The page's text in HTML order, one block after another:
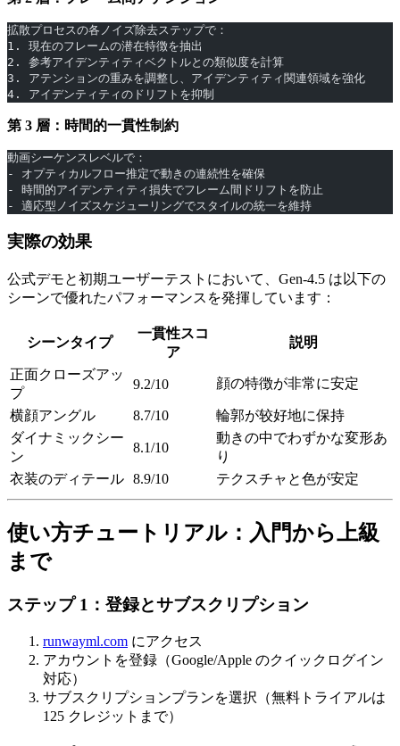
拡散プロセスの各ノイズ除去ステップで：
1. 現在のフレームの潜在特徴を抽出
2. 参考アイデンティティベクトルとの類似度を計算
3. アテンションの重みを調整し、アイデンティティ関連領域を強化
4. アイデンティティのドリフトを抑制
第 3 層：時間的一貫性制約
動画シーケンスレベルで：
- オプティカルフロー推定で動きの連続性を確保
- 時間的アイデンティティ損失でフレーム間ドリフトを防止
- 適応型ノイズスケジューリングでスタイルの統一を維持
実際の効果
公式デモと初期ユーザーテストにおいて、Gen-4.5 は以下の
シーンで優れたパフォーマンスを発揮しています：
シーンタイプ
一貫性スコ
ア
説明
正面クローズアッ
プ
9.2/10 顔の特徴が非常に安定
横顔アングル 8.7/10
輪郭が较好地に保持
ダイナミックシー
ン
8.1/10
動きの中でわずかな変形あ
り
衣装のディテール 8.9/10 テクスチャと色が安定
使い方チュートリアル：入門から上級
まで
ステップ 1：登録とサブスクリプション
runwayml.com にアクセス
アカウントを登録（Google/Apple のクイックログイン
対応）
サブスクリプションプランを選択（無料トライアルは
125 クレジットまで）